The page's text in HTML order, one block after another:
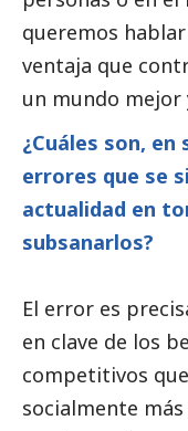
queremos hablar
ventaja que
un mundo mejor
¿Cuáles son, en
errores que se
actualidad en
subsanarlos?
El error es
en clave de los
competitivos
socialmente